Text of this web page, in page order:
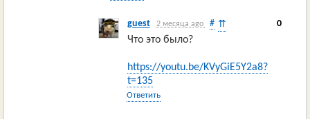
guest 2 месяца ago # 0
⇈
Что это было?
https://youtu.be/KVyGiE5Y2a8?
t=135
Ответить